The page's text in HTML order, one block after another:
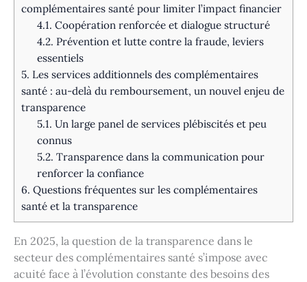
complémentaires santé pour limiter l’impact financier
4.1. Coopération renforcée et dialogue structuré
4.2. Prévention et lutte contre la fraude, leviers
essentiels
5. Les services additionnels des complémentaires
santé : au-delà du remboursement, un nouvel enjeu de
transparence
5.1. Un large panel de services plébiscités et peu
connus
5.2. Transparence dans la communication pour
renforcer la confiance
6. Questions fréquentes sur les complémentaires
santé et la transparence
En 2025, la question de la transparence dans le
secteur des complémentaires santé s’impose avec
acuité face à l’évolution constante des besoins des